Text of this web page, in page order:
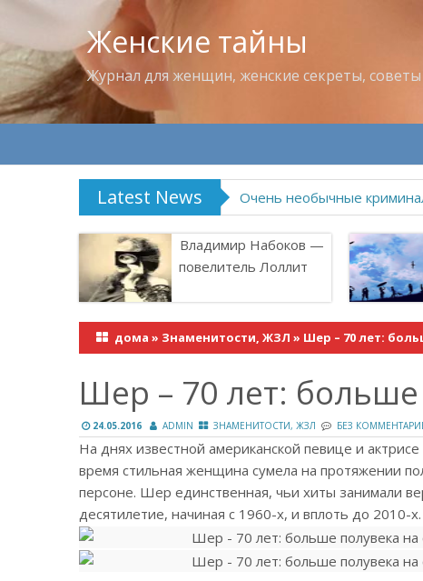
Женские тайны
Журнал для женщин, женские секреты, советы
Latest News Очень необычные
Владимир Набоков —
повелитель Лоллит
дома » Знаменитости, ЖЗЛ » Шер – 70 лет:
Шер – 70 лет:
24.05.2016 ADMIN ЗНАМЕНИТОСТИ, ЖЗЛ БЕЗ
На днях известной американской певице и
время стильная женщина сумела на протяжении
персоне. Шер единственная, чьи хиты занимали
десятилетие, начиная с 1960-х, и вплоть до 2010-х.